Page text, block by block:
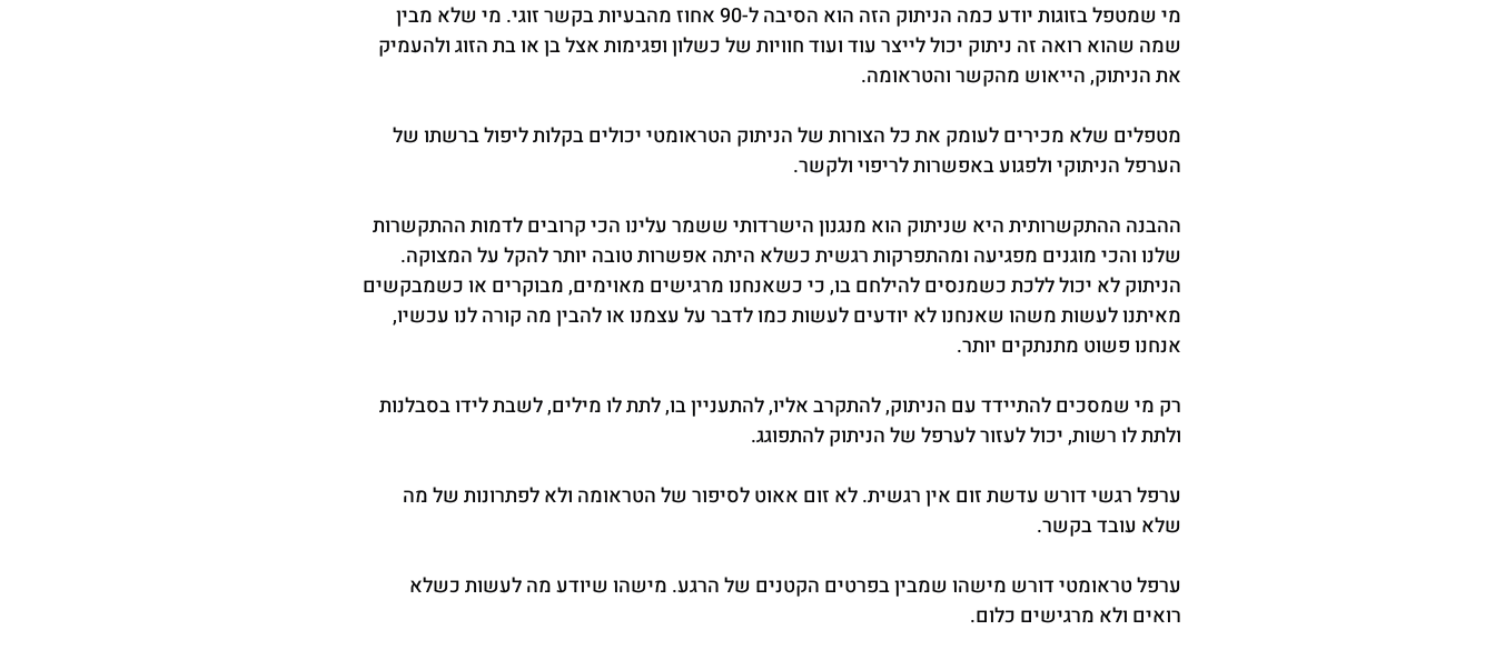
מי שמטפל בזוגות יודע כמה הניתוק הזה הוא הסיבה ל-90 אחוז מהבעיות בקשר זוגי. מי שלא מבין
שמה שהוא רואה זה ניתוק יכול לייצר עוד ועוד חוויות של כשלון ופגימות אצל בן או בת הזוג ולהעמיק
את הניתוק, הייאוש מהקשר והטראומה.
מטפלים שלא מכירים לעומק את כל הצורות של הניתוק הטראומטי יכולים בקלות ליפול ברשתו של
הערפל הניתוקי ולפגוע באפשרות לריפוי ולקשר.
ההבנה ההתקשרותית היא שניתוק הוא מנגנון הישרדותי ששמר עלינו הכי קרובים לדמות ההתקשרות
שלנו והכי מוגנים מפגיעה ומהתפרקות רגשית כשלא היתה אפשרות טובה יותר להקל על המצוקה.
הניתוק לא יכול ללכת כשמנסים להילחם בו, כי כשאנחנו מרגישים מאוימים, מבוקרים או כשמבקשים
מאיתנו לעשות משהו שאנחנו לא יודעים לעשות כמו לדבר על עצמנו או להבין מה קורה לנו עכשיו,
אנחנו פשוט מתנתקים יותר.
רק מי שמסכים להתיידד עם הניתוק, להתקרב אליו, להתעניין בו, לתת לו מילים, לשבת לידו בסבלנות
ולתת לו רשות, יכול לעזור לערפל של הניתוק להתפוגג.
ערפל רגשי דורש עדשת זום אין רגשית. לא זום אאוט לסיפור של הטראומה ולא לפתרונות של מה
שלא עובד בקשר.
ערפל טראומטי דורש מישהו שמבין בפרטים הקטנים של הרגע. מישהו שיודע מה לעשות כשלא
רואים ולא מרגישים כלום.